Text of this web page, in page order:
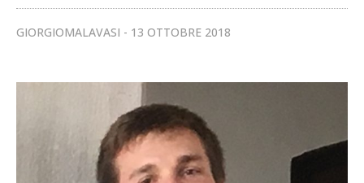
GIORGIOMALAVASI 13 OTTOBRE 2018